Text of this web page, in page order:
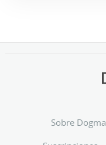
Sobre Dogma